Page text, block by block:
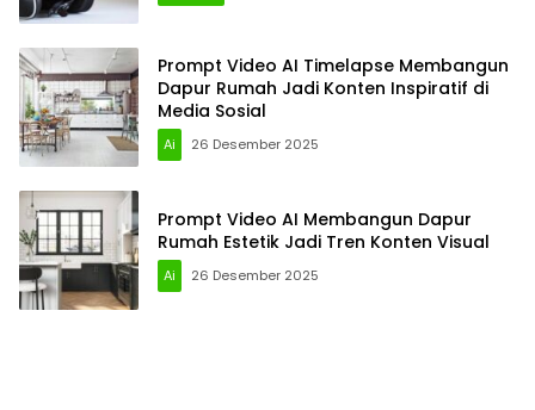
Prompt Video AI Timelapse Membangun
Dapur Rumah Jadi Konten Inspiratif di
Media Sosial
Ai 26 Desember 2025
Prompt Video AI Membangun Dapur
Rumah Estetik Jadi Tren Konten Visual
Ai 26 Desember 2025